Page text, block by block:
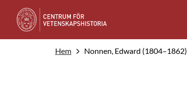
Hem Nonnen, Edward (1804–1862)